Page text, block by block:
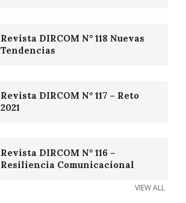
Revista DIRCOM N° 118 Nuevas
Tendencias
Revista DIRCOM N° 117 – Reto
2021
Revista DIRCOM N° 116 –
Resiliencia Comunicacional
VIEW ALL